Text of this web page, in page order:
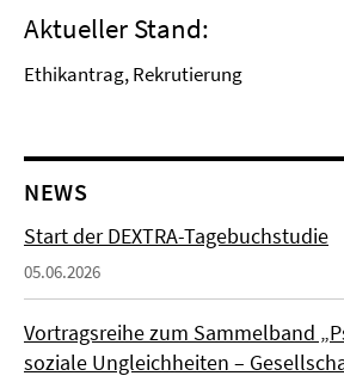
Aktueller Stand:
Ethikantrag, Rekrutierung
NEWS
Start der DEXTRA-Tagebuchstudie
05.06.2026
Vortragsreihe zum Sammelband
soziale Ungleichheiten –